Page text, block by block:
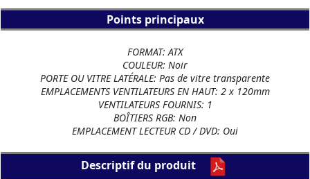
Points principaux
FORMAT: ATX
COULEUR: Noir
PORTE OU VITRE LATÉRALE: Pas de vitre transparente
EMPLACEMENTS VENTILATEURS EN HAUT: 2 x 120mm
VENTILATEURS FOURNIS: 1
BOÎTIERS RGB: Non
EMPLACEMENT LECTEUR CD / DVD: Oui
Descriptif du produit